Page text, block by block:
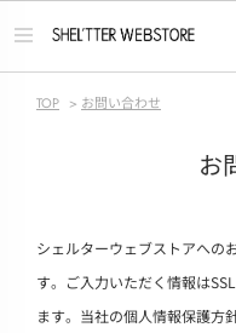
メ
TOP > お問い合わせ
お
シェルターウェブストアへの
す。ご入力いただく情報は
ます。当社の個人情報保護方